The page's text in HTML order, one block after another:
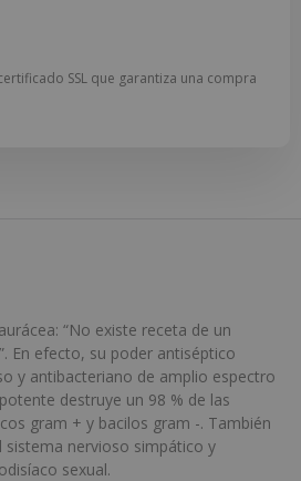
SSL que garantiza una compra
“No existe receta de un
En efecto, su poder antiséptico
y antibacteriano de amplio espectro
destruye un 98 % de las
gram + y bacilos gram -. También
nervioso simpático y
sexual.